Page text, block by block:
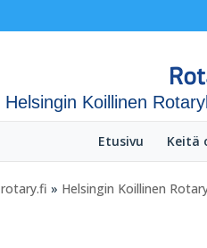
Helsingin Koillinen
Etusivu Keitä
rotary.fi » Helsingin Koillinen